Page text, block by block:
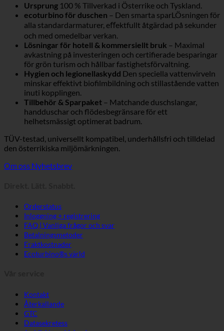
Ursprung 100 % Tillverkad i Österrike och Tyskland.
ecoturbino för duschen – Den smarta sparLÖsningen för
alla standardarmaturer, eﬀektfullt åtgärdad på sekunder
och med omedelbar verkan.
Lösningar för hotell & kommersiellt bruk – Maximal
avkastning på investeringen och certifierade besparingar
för grön turism och hållbar fastighetsförvaltning.
Hygien och legionellaskydd Den speciella vattenvirveln
minskar effektivt biofilmbildning och stillastående vatten
inuti kopplingen.
Tillbehör & Sparpaket – Matchande duschslangar,
handduschar och flödesbegränsare för ett
helhetsmässigt optimerat badrum.
TÜV-testad, universellt kompatibel, underhållsfri och tilldelad
den österrikiska miljömärkningen.
Om oss Nyhetsbrev
Orderstatus
Inloggning + registrering
FAQ | Vanliga frågor och svar
Betalningsmetoder
Fraktkostnader
Ecoturbino®s värld
Kontakt
Återkallande
GTC
Datasekretess